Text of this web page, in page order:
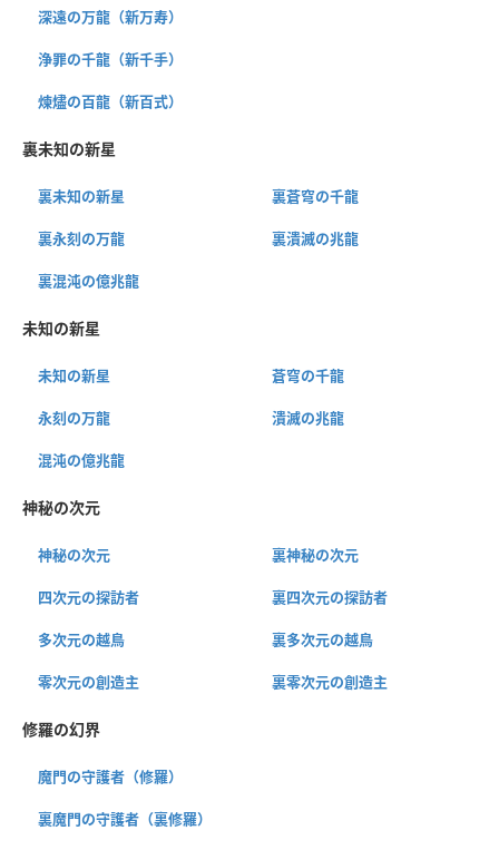
深遠の万龍（新万寿）
浄罪の千龍（新千手）
煉燼の百龍（新百式）
裏未知の新星
裏未知の新星 裏蒼穹の千龍
裏永刻の万龍 裏潰滅の兆龍
裏混沌の億兆龍
未知の新星
未知の新星 蒼穹の千龍
永刻の万龍 潰滅の兆龍
混沌の億兆龍
神秘の次元
神秘の次元 裏神秘の次元
四次元の探訪者 裏四次元の探訪者
多次元の越鳥 裏多次元の越鳥
零次元の創造主 裏零次元の創造主
修羅の幻界
魔門の守護者（修羅）
裏魔門の守護者（裏修羅）